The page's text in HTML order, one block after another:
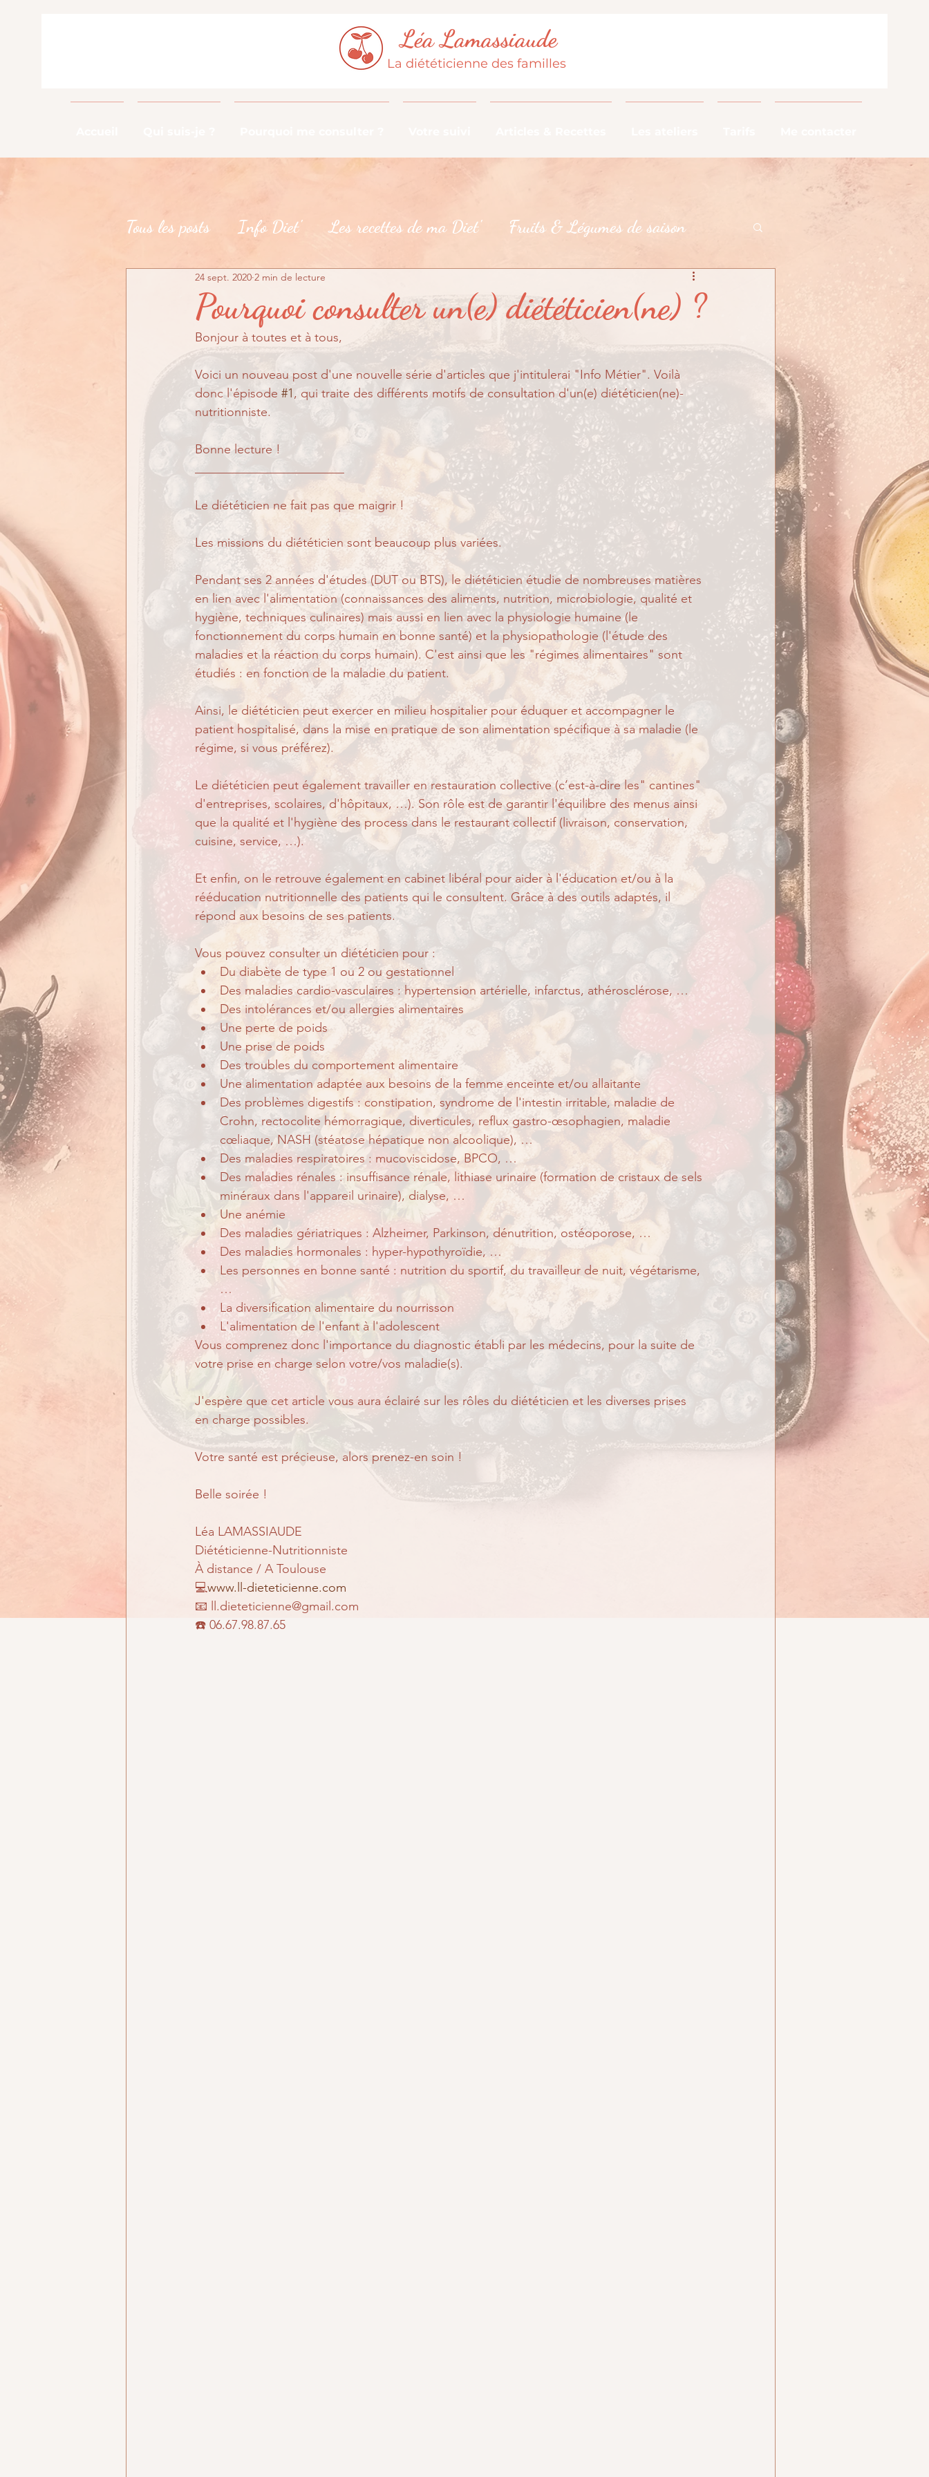
Léa Lamassiaude
La diététicienne des familles
Tous les posts Info Diet' Les recettes de ma Diet' Fruits & Légumes de saison
Info Métier DME De la fourche à la fourchette Les croyances alimentaires
En quoi puis-je vous aider ?
Pourquoi consulter un(e) diététicien(ne) ?
24 sept. 2020 2 min de lecture
Bonjour à toutes et à tous,
Voici un nouveau post d'une nouvelle série d'articles que j'intitulerai "Info Métier". Voilà
donc l'épisode #1, qui traite des différents motifs de consultation d'un(e) diététicien(ne)-
nutritionniste.
Bonne lecture !
Le diététicien ne fait pas que maigrir !
Les missions du diététicien sont beaucoup plus variées.
Pendant ses 2 années d'études (DUT ou BTS), le diététicien étudie de nombreuses matières
en lien avec l'alimentation (connaissances des aliments, nutrition, microbiologie, qualité et
hygiène, techniques culinaires) mais aussi en lien avec la physiologie humaine (le
fonctionnement du corps humain en bonne santé) et la physiopathologie (l'étude des
maladies et la réaction du corps humain). C'est ainsi que les "régimes alimentaires" sont
étudiés : en fonction de la maladie du patient.
Ainsi, le diététicien peut exercer en milieu hospitalier pour éduquer et accompagner le
patient hospitalisé, dans la mise en pratique de son alimentation spécifique à sa maladie (le
régime, si vous préférez).
Le diététicien peut également travailler en restauration collective (c’est-à-dire les" cantines"
d'entreprises, scolaires, d'hôpitaux, …). Son rôle est de garantir l'équilibre des menus ainsi
que la qualité et l'hygiène des process dans le restaurant collectif (livraison, conservation,
cuisine, service, …).
Et enfin, on le retrouve également en cabinet libéral pour aider à l'éducation et/ou à la
rééducation nutritionnelle des patients qui le consultent. Grâce à des outils adaptés, il
répond aux besoins de ses patients.
Vous pouvez consulter un diététicien pour :
Du diabète de type 1 ou 2 ou gestationnel
Des maladies cardio-vasculaires : hypertension artérielle, infarctus, athérosclérose, …
Des intolérances et/ou allergies alimentaires
Une perte de poids
Une prise de poids
Des troubles du comportement alimentaire
Une alimentation adaptée aux besoins de la femme enceinte et/ou allaitante
Des problèmes digestifs : constipation, syndrome de l'intestin irritable, maladie de
Crohn, rectocolite hémorragique, diverticules, reflux gastro-œsophagien, maladie
cœliaque, NASH (stéatose hépatique non alcoolique), …
Des maladies respiratoires : mucoviscidose, BPCO, …
Des maladies rénales : insuffisance rénale, lithiase urinaire (formation de cristaux de sels
minéraux dans l'appareil urinaire), dialyse, …
Une anémie
Des maladies gériatriques : Alzheimer, Parkinson, dénutrition, ostéoporose, …
Des maladies hormonales : hyper-hypothyroïdie, …
Les personnes en bonne santé : nutrition du sportif, du travailleur de nuit, végétarisme,
…
La diversification alimentaire du nourrisson
L'alimentation de l'enfant à l'adolescent
Vous comprenez donc l'importance du diagnostic établi par les médecins, pour la suite de
votre prise en charge selon votre/vos maladie(s).
J'espère que cet article vous aura éclairé sur les rôles du diététicien et les diverses prises
en charge possibles.
Votre santé est précieuse, alors prenez-en soin !
Belle soirée !
Léa LAMASSIAUDE
Diététicienne-Nutritionniste
À distance / A Toulouse
💻www.ll-dieteticienne.com
📧 ll.dieteticienne@gmail.com
☎️ 06.67.98.87.65